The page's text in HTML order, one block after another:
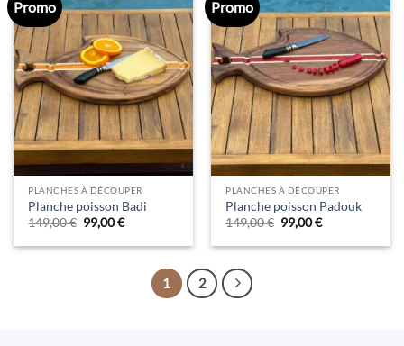
Promo
Ajouter
à la liste
d’envies
PLANCHES À DÉCOUPER
Planche poisson Badi
149,00€ Le
prix
initial
99,00€Le
actuel
99,00 €.
Promo
à la liste
d’envies
PLANCHES À DÉCOUPER
Planche poisson Padouk
149,00€ Le
prix
initial
99,00€Le
actuel
1 2